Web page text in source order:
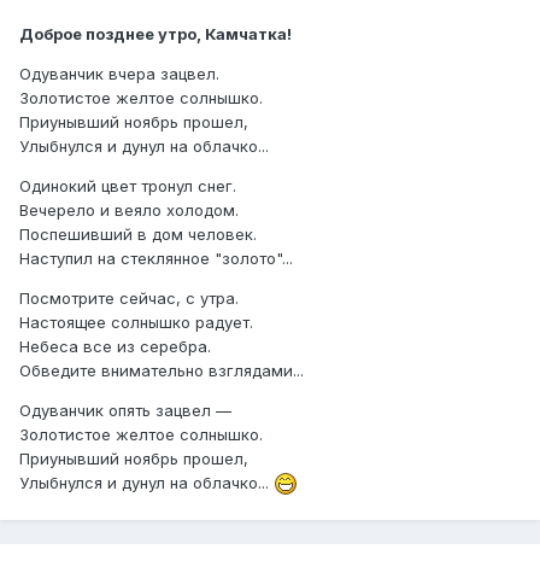
Доброе позднее утро, Камчатка!
Одуванчик вчера зацвел.
Золотистое желтое солнышко.
Приунывший ноябрь прошел,
Улыбнулся и дунул на облачко...
Одинокий цвет тронул снег.
Вечерело и веяло холодом.
Поспешивший в дом человек.
Наступил на стеклянное "золото"...
Посмотрите сейчас, с утра.
Настоящее солнышко радует.
Небеса все из серебра.
Обведите внимательно взглядами...
Одуванчик опять зацвел —
Золотистое желтое солнышко.
Приунывший ноябрь прошел,
Улыбнулся и дунул на облачко...